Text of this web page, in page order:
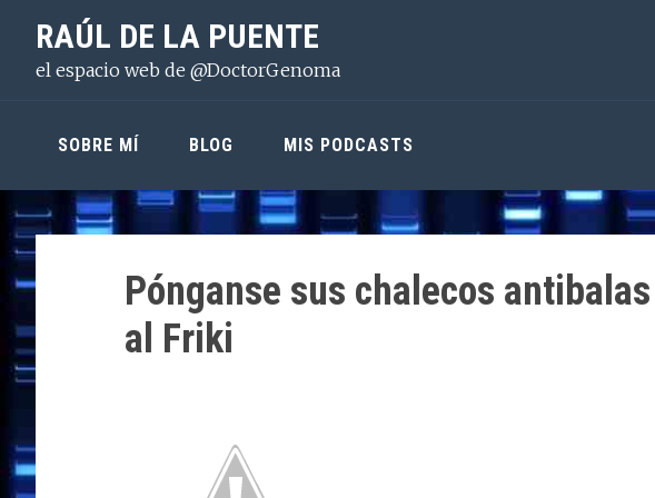
principal
contenido
lateral
RAÚL DE LA PUENTE
el espacio web de @DoctorGenoma
SOBRE MÍ BLOG MIS PODCASTS
Pónganse sus chalecos
al Friki